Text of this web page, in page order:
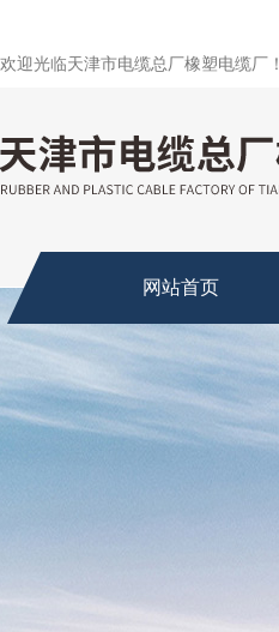
欢迎光临天津市电缆总厂橡塑电缆厂！
网站首页